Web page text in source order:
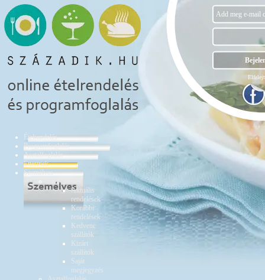
Ételrendelés
Programfoglalás
Asztalfoglalás
Éttermek
Személyes
Ételrendelés
Aktuális
rendelések
Korábbi
rendelések
Kedvenc
szállítók
Kizárt
szállítók
Saját
megjegyzés